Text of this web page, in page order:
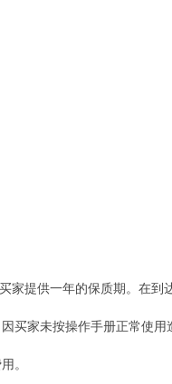
家提供一年的保质期。在
买家未按操作手册正常使
。